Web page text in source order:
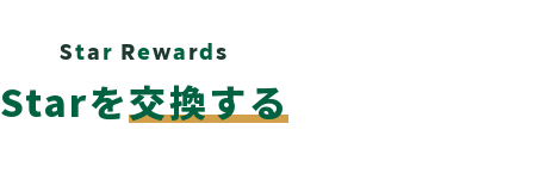
Sta r Rewa rds
Starを交換する